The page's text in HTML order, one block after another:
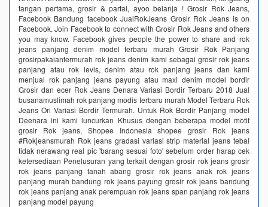
tangan pertama, grosir & partai, ayoo belanja ! Grosir Rok Jeans,
Facebook Bandung facebook JualRokJeans Grosir Rok Jeans is on
Facebook. Join Facebook to connect with Grosir Rok Jeans and others
you may know. Facebook gives people the power to share and rok
jeans panjang denim model terbaru murah Grosir Rok Panjang
grosirpakaiantermurah rok jeans denim kami sebagai grosir rok jeans
panjang atau rok levis, denim atau rok panjang jeans dan kami
menjual rok panjang jeans payung atau maxi denim model bordir
Grosir dan ecer Rok Jeans Denara Variasi Bordir Terbaru 2018 Jual
busanamuslimah rok panjang modis terbaru murah Model Terbaru Rok
Jeans Ori Variasi Bordir Termurah. Untuk Rok Bordir Panjang model
Deenara ini kami luncurkan Khusus dengan beberapa model motif
grosir Rok jeans, Shopee Indonesia shopee grosir Rok jeans
#Rokjeansmurah Rok jeans gradasi variasi strip material jeans tebal
tidak nerawang real pic 'barang sesuai foto' sebelum order harap cek
ketersediaan Penelusuran yang terkait dengan grosir rok jeans grosir
rok jeans panjang tanah abang grosir rok jeans anak rok jeans
panjang murah bandung rok jeans payung grosir rok jeans bandung
rok jeans panjang anak perempuan rok jeans span panjang rok jeans
panjang model payung